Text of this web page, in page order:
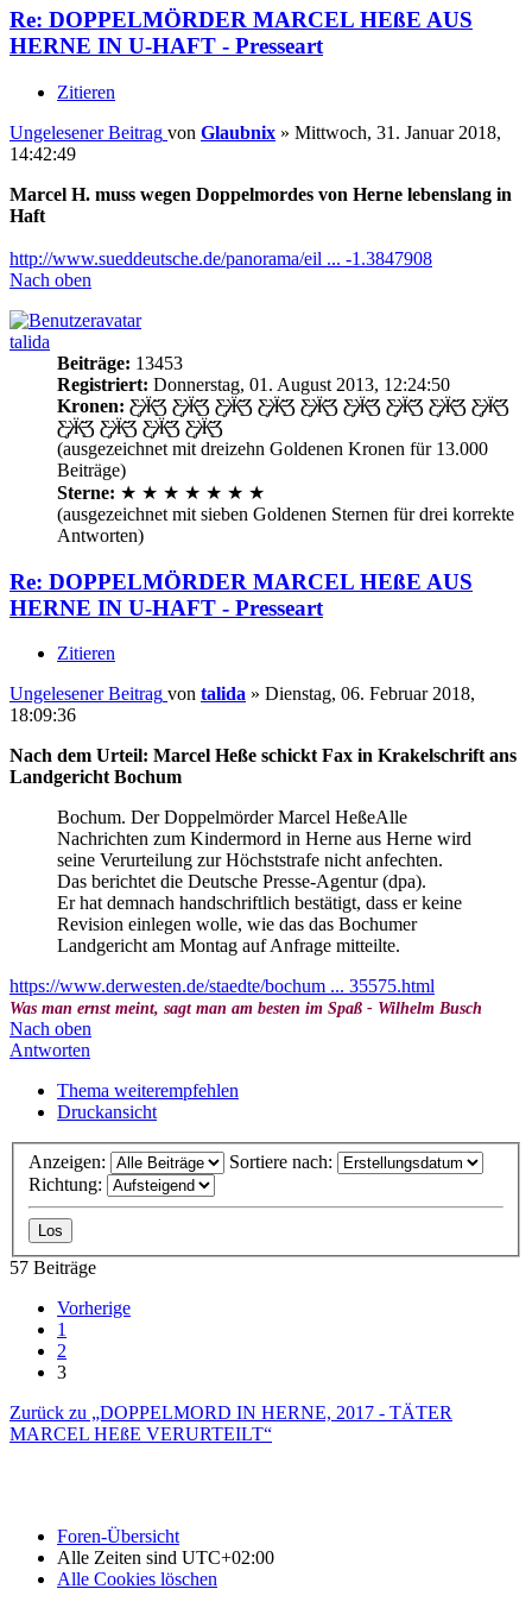
Re: DOPPELMÖRDER MARCEL HEßE AUS
HERNE IN U-HAFT - Presseart
Zitieren
Ungelesener Beitrag von Glaubnix » Mittwoch, 31. Januar 2018,
14:42:49
Marcel H. muss wegen Doppelmordes von Herne lebenslang in
Haft
http://www.sueddeutsche.de/panorama/eil ... -1.3847908
Nach oben
talida
Beiträge: 13453
Registriert: Donnerstag, 01. August 2013, 12:24:50
Kronen: Ƹ̵̡Ӝ̵̨̄Ʒ Ƹ̵̡Ӝ̵̨̄Ʒ Ƹ̵̡Ӝ̵̨̄Ʒ Ƹ̵̡Ӝ̵̨̄Ʒ Ƹ̵̡Ӝ̵̨̄Ʒ Ƹ̵̡Ӝ̵̨̄Ʒ Ƹ̵̡Ӝ̵̨̄Ʒ Ƹ̵̡Ӝ̵̨̄Ʒ Ƹ̵̡Ӝ̵̨̄Ʒ
Ƹ̵̡Ӝ̵̨̄Ʒ Ƹ̵̡Ӝ̵̨̄Ʒ Ƹ̵̡Ӝ̵̨̄Ʒ Ƹ̵̡Ӝ̵̨̄Ʒ
(ausgezeichnet mit dreizehn Goldenen Kronen für 13.000
Beiträge)
Sterne: ★ ★ ★ ★ ★ ★ ★
(ausgezeichnet mit sieben Goldenen Sternen für drei korrekte
Antworten)
Re: DOPPELMÖRDER MARCEL HEßE AUS
HERNE IN U-HAFT - Presseart
Zitieren
Ungelesener Beitrag von talida » Dienstag, 06. Februar 2018,
18:09:36
Nach dem Urteil: Marcel Heße schickt Fax in Krakelschrift ans
Landgericht Bochum
Bochum. Der Doppelmörder Marcel HeßeAlle
Nachrichten zum Kindermord in Herne aus Herne wird
seine Verurteilung zur Höchststrafe nicht anfechten.
Das berichtet die Deutsche Presse-Agentur (dpa).
Er hat demnach handschriftlich bestätigt, dass er keine
Revision einlegen wolle, wie das das Bochumer
Landgericht am Montag auf Anfrage mitteilte.
https://www.derwesten.de/staedte/bochum ... 35575.html
Was man ernst meint, sagt man am besten im Spaß - Wilhelm Busch
Nach oben
Antworten
Thema weiterempfehlen
Druckansicht
Anzeigen:
Sortiere nach:
Richtung:
57 Beiträge
Vorherige
1
2
3
Zurück zu „DOPPELMORD IN HERNE, 2017 - TÄTER
MARCEL HEßE VERURTEILT“
Foren-Übersicht
Alle Zeiten sind UTC+02:00
Alle Cookies löschen